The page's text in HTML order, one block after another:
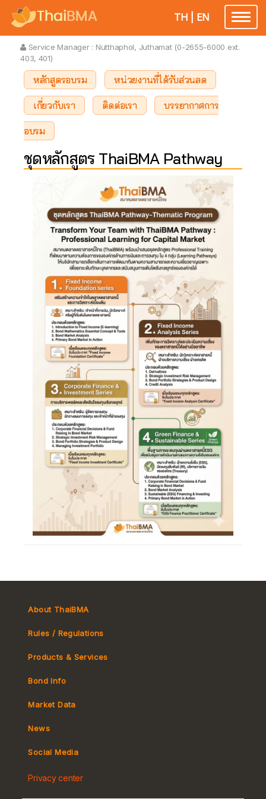
Toggle
TH EN
Service Manager : Nutthaphol, Juthamat (0-2655-6000 ext.
403, 401)
หลักสูตรอบรม หน่วยงานที่ได้รับส่วนลด
เกี่ยวกับเรา ติดต่อเรา บรรยากาศการ
อบรม
ชุดหลักสูตร ThaiBMA Pathway
About ThaiBMA
Rules / Regulations
Tax
Products & Services
MeBond
e-bookbuilding
Bond Info
Market Data
Yield Curve
News
Social Media
Privacy center